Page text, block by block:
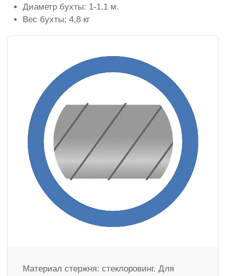
Диаметр бухты: 1-1,1 м.
Вес бухты: 4,8 кг
Материал стержня: стеклоровинг. Для